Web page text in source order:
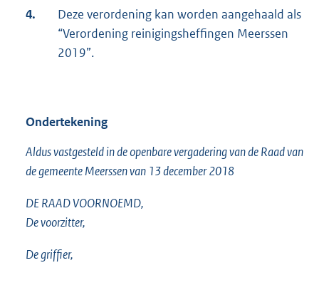
4.
Deze verordening kan worden aangehaald als
“Verordening reinigingsheffingen Meerssen
2019”.
Ondertekening
Aldus vastgesteld in de openbare vergadering van de Raad van
de gemeente Meerssen van 13 december 2018
DE RAAD VOORNOEMD,
De voorzitter,
De griffier,